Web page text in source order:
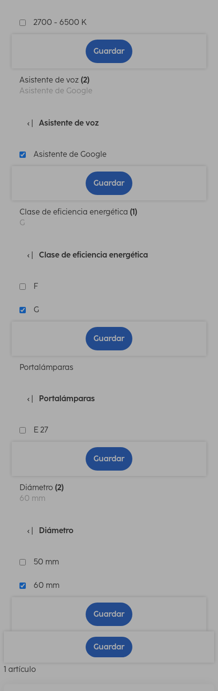
2700 - 6500 K
Guardar
Asistente de voz (2)
Asistente de Google
Asistente de voz
Asistente de Google
Guardar
Clase de eficiencia energética (1)
G
Clase de eficiencia energética
F
G
Guardar
Portalámparas
Portalámparas
E 27
Guardar
Diámetro (2)
60 mm
Diámetro
50 mm
60 mm
Guardar
Guardar
1 artículo